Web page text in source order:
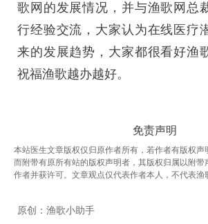
歌网的发展情况，并与渔歌网总
行经验交流，大家认为在线医疗
来的发展趋势，大家都很看好渔
祝福渔歌越办越好。
免责声明
本站医生文章版权仅归原作者所有，若作者有版权
而附带有原所有站的版权声明者，其版权归属以附带
作者并获许可。文章观点仅代表作者本人，不代表渔
原创： 渔歌小助手